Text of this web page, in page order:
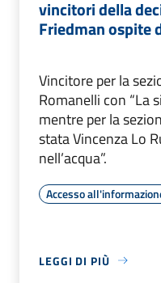
vincitori della
Friedman ospite
Vincitore per la
Romanelli con “La
mentre per la
stata Vincenza Lo
nell’acqua”.
Accesso
LEGGI DI PIÙ